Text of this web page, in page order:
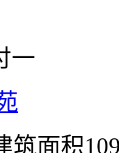
一
筑面积